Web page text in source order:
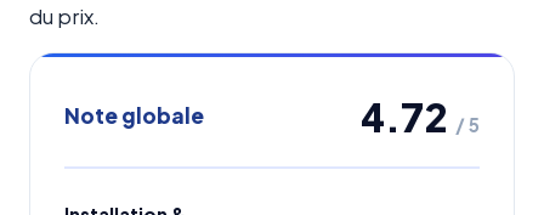
du prix.
Note globale 4.72 / 5